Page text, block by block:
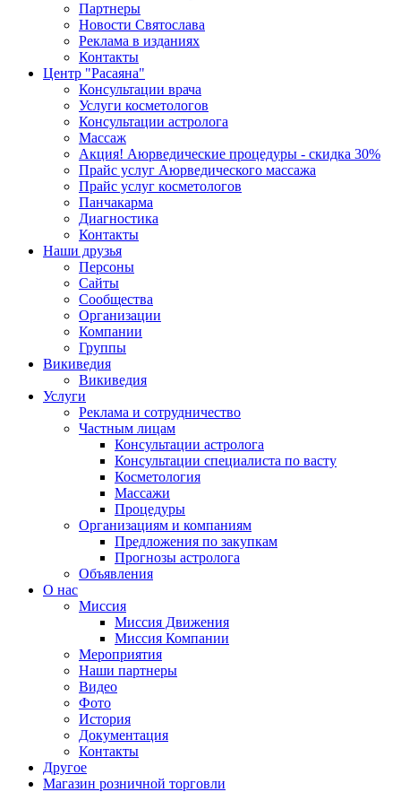
Партнеры
Новости Святослава
Реклама в изданиях
Контакты
Центр "Расаяна"
Консультации врача
Услуги косметологов
Консультации астролога
Массаж
Акция! Аюрведические процедуры - скидка 30%
Прайс услуг Аюрведического массажа
Прайс услуг косметологов
Панчакарма
Диагностика
Контакты
Наши друзья
Персоны
Сайты
Сообщества
Организации
Компании
Группы
Викиведия
Викиведия
Услуги
Реклама и сотрудничество
Частным лицам
Консультации астролога
Консультации специалиста по васту
Косметология
Массажи
Процедуры
Организациям и компаниям
Предложения по закупкам
Прогнозы астролога
Объявления
О нас
Миссия
Миссия Движения
Миссия Компании
Мероприятия
Наши партнеры
Видео
Фото
История
Документация
Контакты
Другое
Магазин розничной торговли